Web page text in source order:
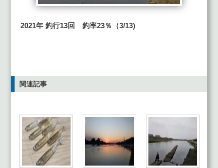
2021年 釣行13回 釣率23％（3/13)
関連記事